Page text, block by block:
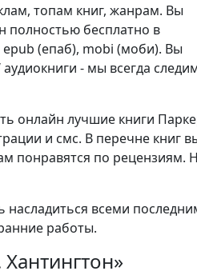
топам книг, жанрам. Вы
полностью бесплатно в
(епаб), mobi (моби). Вы
- мы всегда
онлайн лучшие книги
и смс. В перечне книг
понравятся по рецензиям.
насладиться всеми
работы.